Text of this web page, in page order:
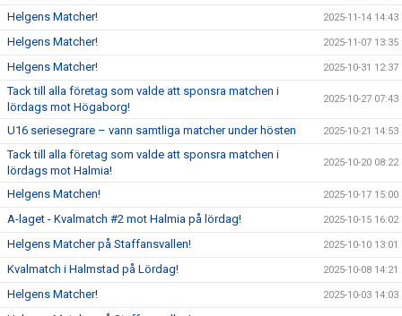
Helgens Matcher! 2025-11-14 14:43
Helgens Matcher! 2025-11-07 13:35
Helgens Matcher! 2025-10-31 12:37
Tack till alla företag som valde att sponsra matchen i
lördags mot Högaborg!
2025-10-27 07:43
U16 seriesegrare – vann samtliga matcher under hösten 2025-10-21 14:53
Tack till alla företag som valde att sponsra matchen i
lördags mot Halmia!
2025-10-20 08:22
Helgens Matchen! 2025-10-17 15:00
A-laget - Kvalmatch #2 mot Halmia på lördag! 2025-10-15 16:02
Helgens Matcher på Staffansvallen! 2025-10-10 13:01
Kvalmatch i Halmstad på Lördag! 2025-10-08 14:21
Helgens Matcher! 2025-10-03 14:03